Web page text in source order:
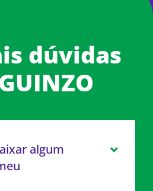
dúvidas
algum